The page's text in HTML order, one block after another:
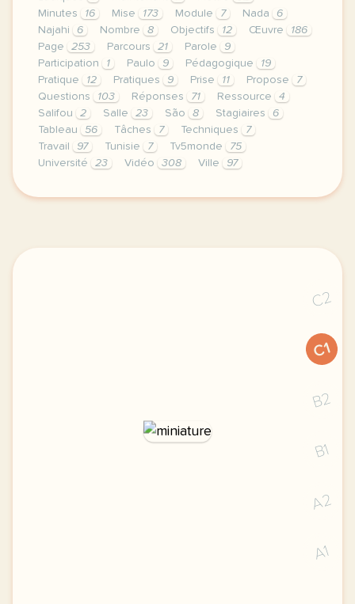
Minutes
16 Mise 173 Module 7 Nada
6
Najahi
6 Nombre 8 Objectifs 12 Œuvre
186
Page
253 Parcours 21 Parole
9
Participation
1 Paulo 9 Pédagogique
19
Pratique
12 Pratiques 9 Prise 11 Propose
7
Questions
103 Réponses 71 Ressource
4
Salifou
2 Salle 23 São 8 Stagiaires
6
Tableau
56 Tâches 7 Techniques
7
Travail
97 Tunisie 7 Tv5monde
75
Université
23 Vidéo 308 Ville 97
le respect de votre vie privee est une priorite
C2
C1
B2
B1
A2
A1